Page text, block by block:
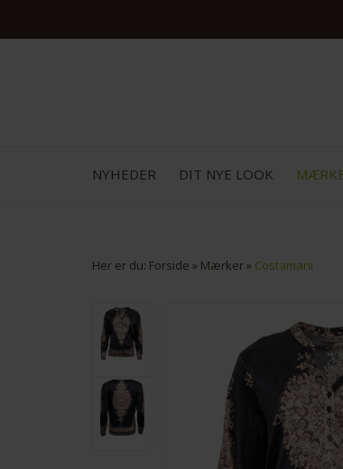
NYHEDER DIT NYE LOOK
Her er du: Forside » Mærker» Costamani